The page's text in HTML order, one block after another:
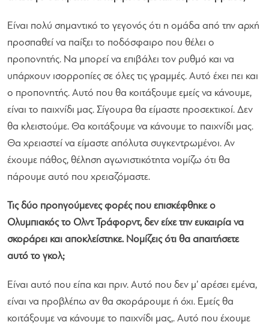
Είναι πολύ σημαντικό το γεγονός ότι η ομάδα από την αρχή
προσπαθεί να παίξει το ποδόσφαιρο που θέλει ο
προπονητής. Να μπορεί να επιβάλει τον ρυθμό και να
υπάρχουν ισορροπίες σε όλες τις γραμμές. Αυτό έχει πει και
ο προπονητής. Αυτό που θα κοιτάξουμε εμείς να κάνουμε,
είναι το παιχνίδι μας. Σίγουρα θα είμαστε προσεκτικοί. Δεν
θα κλειστούμε. Θα κοιτάξουμε να κάνουμε το παιχνίδι μας.
Θα χρειαστεί να είμαστε απόλυτα συγκεντρωμένοι. Αν
έχουμε πάθος, θέληση αγωνιστικότητα νομίζω ότι θα
πάρουμε αυτό που χρειαζόμαστε.
Τις δύο προηγούμενες φορές που επισκέφθηκε ο
Ολυμπιακός το Ολντ Τράφορντ, δεν είχε την ευκαιρία να
σκοράρει και αποκλείστηκε. Νομίζεις ότι θα απαιτήσετε
αυτό το γκολ;
Είναι αυτό που είπα και πριν. Αυτό που δεν μ’ αρέσει εμένα,
είναι να προβλέπω αν θα σκοράρουμε ή όχι. Εμείς θα
κοιτάξουμε να κάνουμε το παιχνίδι μας,. Αυτό που έχουμε